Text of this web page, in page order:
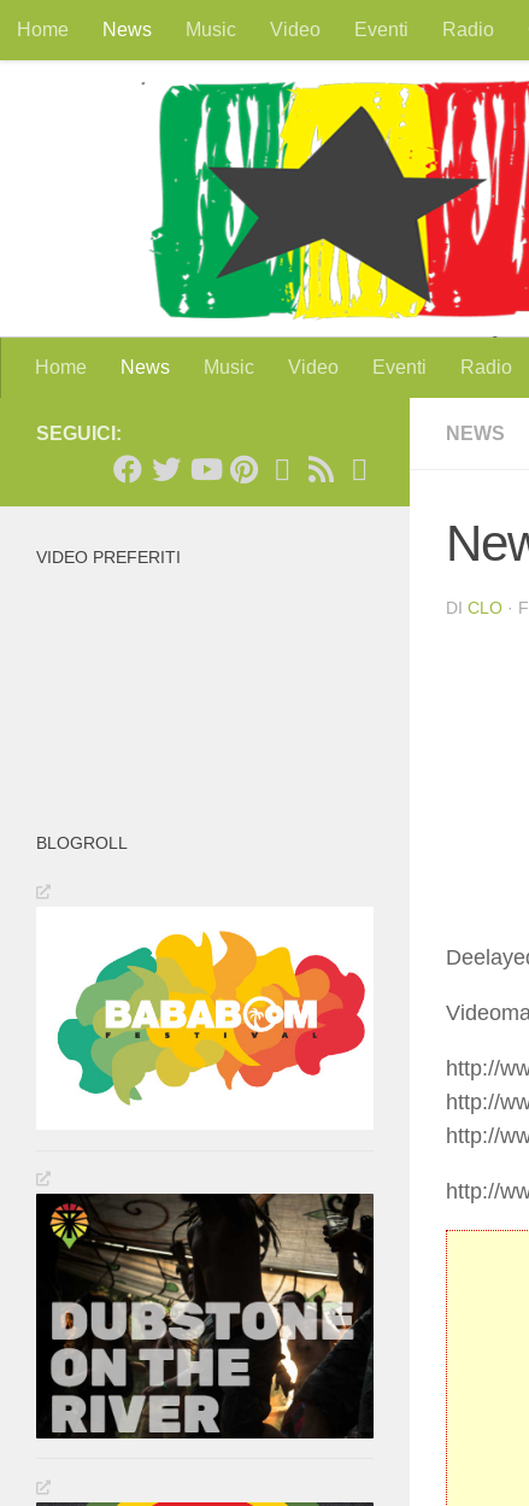
Salta al contenuto
Home News Music Video Eventi Radio
Home News Music Video Eventi Radio
NEWS
DI CLO ·
http://
http://
http://
http://
SEGUICI:
VIDEO PREFERITI
BLOGROLL